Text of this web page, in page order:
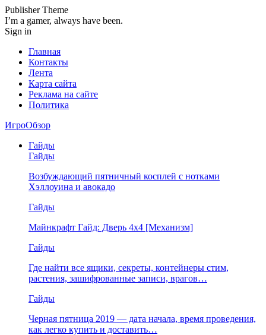
Publisher Theme
I’m a gamer, always have been.
Sign in
Главная
Контакты
Лента
Карта сайта
Реклама на сайте
Политика
ИгроОбзор
Гайды
Гайды
Возбуждающий пятничный косплей с нотками
Хэллоуина и авокадо
Гайды
Майнкрафт Гайд: Дверь 4х4 [Механизм]
Гайды
Где найти все ящики, секреты, контейнеры стим,
растения, зашифрованные записи, врагов…
Гайды
Черная пятница 2019 — дата начала, время проведения,
как легко купить и доставить…